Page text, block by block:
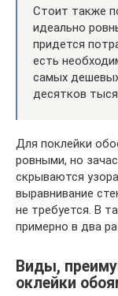
Стоит также
идеально
придется
есть
самых
десятков
Для поклейки
ровными, но
скрываются
выравнивание
не требуется. В
примерно в два
Виды,
оклейки